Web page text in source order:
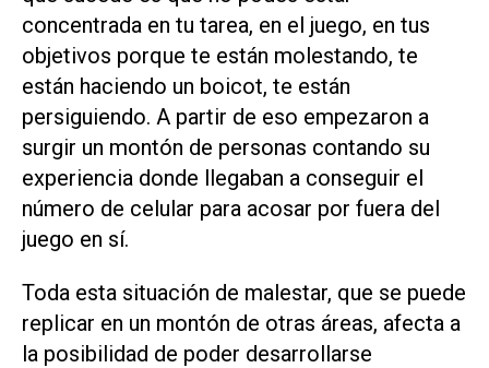
concentrada en tu tarea, en el juego, en tus
objetivos porque te están molestando, te
están haciendo un boicot, te están
persiguiendo. A partir de eso empezaron a
surgir un montón de personas contando su
experiencia donde llegaban a conseguir el
número de celular para acosar por fuera del
juego en sí.
Toda esta situación de malestar, que se puede
replicar en un montón de otras áreas, afecta a
la posibilidad de poder desarrollarse